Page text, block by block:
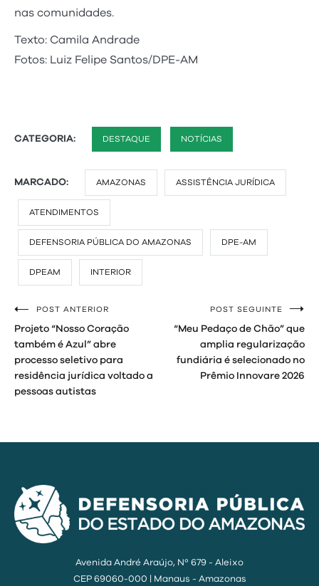
nas comunidades.
Texto: Camila Andrade
Fotos: Luiz Felipe Santos/DPE-AM
CATEGORIA: DESTAQUE NOTÍCIAS
MARCADO: AMAZONAS ASSISTÊNCIA JURÍDICA
ATENDIMENTOS
DEFENSORIA PÚBLICA DO AMAZONAS DPE-AM
DPEAM INTERIOR
Navegação
de
Post
POST ANTERIOR
Projeto “Nosso Coração
também é Azul” abre
processo seletivo para
residência jurídica voltado a
pessoas autistas
POST SEGUINTE
“Meu Pedaço de Chão” que
amplia regularização
fundiária é selecionado no
Prêmio Innovare 2026
Avenida André Araújo, Nº 679 - Aleixo
CEP 69060-000 | Manaus - Amazonas